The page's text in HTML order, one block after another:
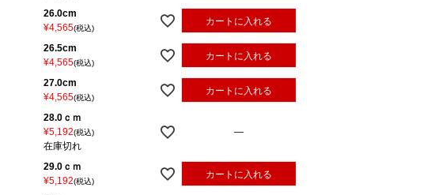
26.0cm
¥4,565 税込
カートに入れる
26.5cm
¥4,565 税込
カートに入れる
27.0cm
¥4,565 税込
カートに入れる
28.0ｃｍ
¥5,192 税込
在庫切れ
—
29.0ｃｍ
¥5,192 税込
カートに入れる